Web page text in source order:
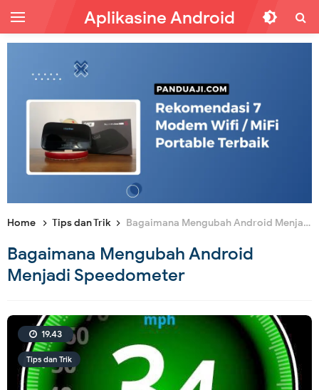
Aplikasine Android
Home Tips dan Trik Bagaimana Mengubah Android Menjadi Speedometer
Bagaimana Mengubah Android
Menjadi Speedometer
Tips dan Trik
19.43